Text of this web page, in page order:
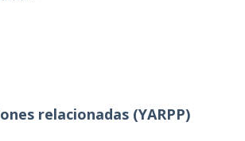
relacionadas (YARPP)